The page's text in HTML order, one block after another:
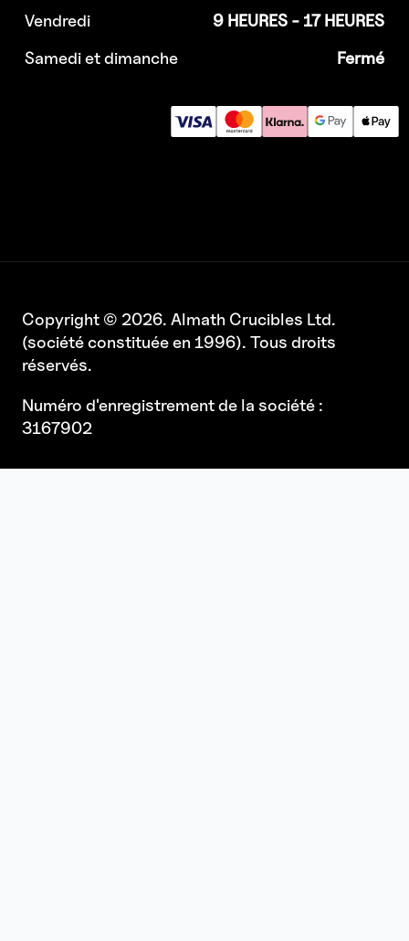
Vendredi
9 HEURES - 17 HEURES
Samedi et dimanche
Fermé
Copyright © 2026. Almath Crucibles Ltd.
(société constituée en 1996). Tous droits
réservés.
Numéro d'enregistrement de la société :
3167902